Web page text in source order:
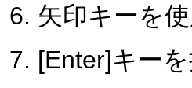
矢印キーを
[Enter]キー